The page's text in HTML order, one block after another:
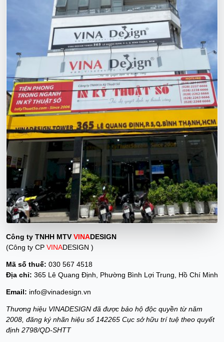
Công ty TNHH MTVVINADESIGN
(Công ty CP VINADESIGN )
Mã số thuế: 030 567 4518
Địa chỉ: 365 Lê Quang Định, Phường Bình Lợi Trung, Hồ Chí Minh
Email: info@vinadesign.vn
Thương hiệu VINADESIGN đã được bảo hộ độc quyền từ năm
2008, đăng ký nhãn hiệu số 142265 Cục sở hữu trí tuệ theo quyết
định 2798/QD-SHTT